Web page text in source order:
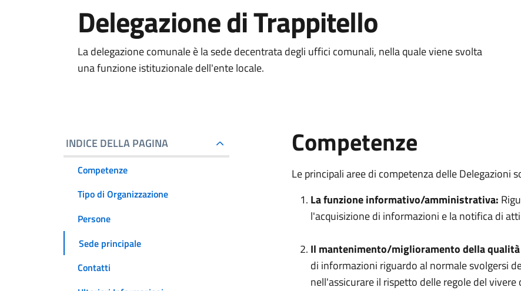
Delegazione di Trappitello
La delegazione comunale è la sede decentrata degli uffici comunali, nella quale viene svolta
una funzione istituzionale dell'ente locale.
INDICE DELLA PAGINA
Competenze
Tipo di Organizzazione
Persone
Sede principale
Contatti
Competenze
Le principali aree di competenza delle Delegazioni
La funzione informativo/amministrativa:
l'acquisizione di informazioni e la notifica di
Il mantenimento/miglioramento della
di informazioni riguardo al normale svolgersi
nell'assicurare il rispetto delle regole del